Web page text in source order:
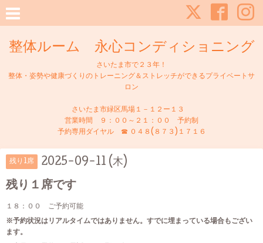
整体ルーム 永心コンディショニング
さいたま市で２３年！
整体・姿勢や健康づくりのトレーニング＆ストレッチができるプライベートサ
ロン
さいたま市緑区馬場１－１２ー１３
営業時間 ９：００～２１：００ 予約制
予約専用ダイヤル ☎ ０４８(８７３)１７１６
残り1席 2025-09-11 (木)
残り１席です
１８：００ ご予約可能
※予約状況はリアルタイムではありません。すでに埋まっている場合もござい
ます。